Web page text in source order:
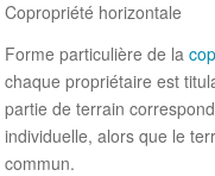
Copropriété horizontale
Forme particulière de la
chaque propriétaire est
partie de terrain
individuelle, alors que le
commun.